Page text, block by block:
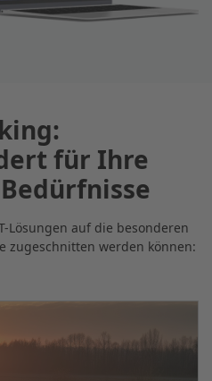
für Ihre
Lösungen auf die besonderen
zugeschnitten werden können: